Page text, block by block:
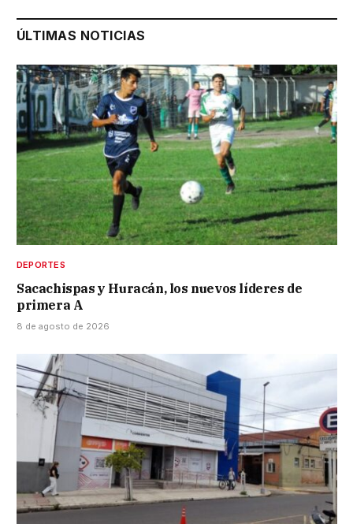
ÚLTIMAS NOTICIAS
DEPORTES
Sacachispas y Huracán, los nuevos líderes de
primera A
8 de agosto de 2026